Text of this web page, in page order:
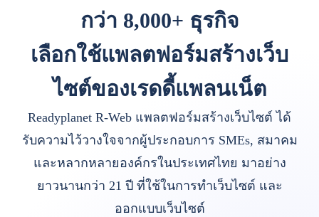
กว่า 8,000+ ธุรกิจ
เลือกใช้แพลตฟอร์มสร้างเว็บ
ไซต์ของเรดดี้แพลนเน็ต
Readyplanet R-Web แพลตฟอร์มสร้างเว็บไซต์ ได้
รับความไว้วางใจจากผู้ประกอบการ SMEs, สมาคม
และหลากหลายองค์กรในประเทศไทย มาอย่าง
ยาวนานกว่า 21 ปี ที่ใช้ในการทำเว็บไซต์ และ
ออกแบบเว็บไซต์